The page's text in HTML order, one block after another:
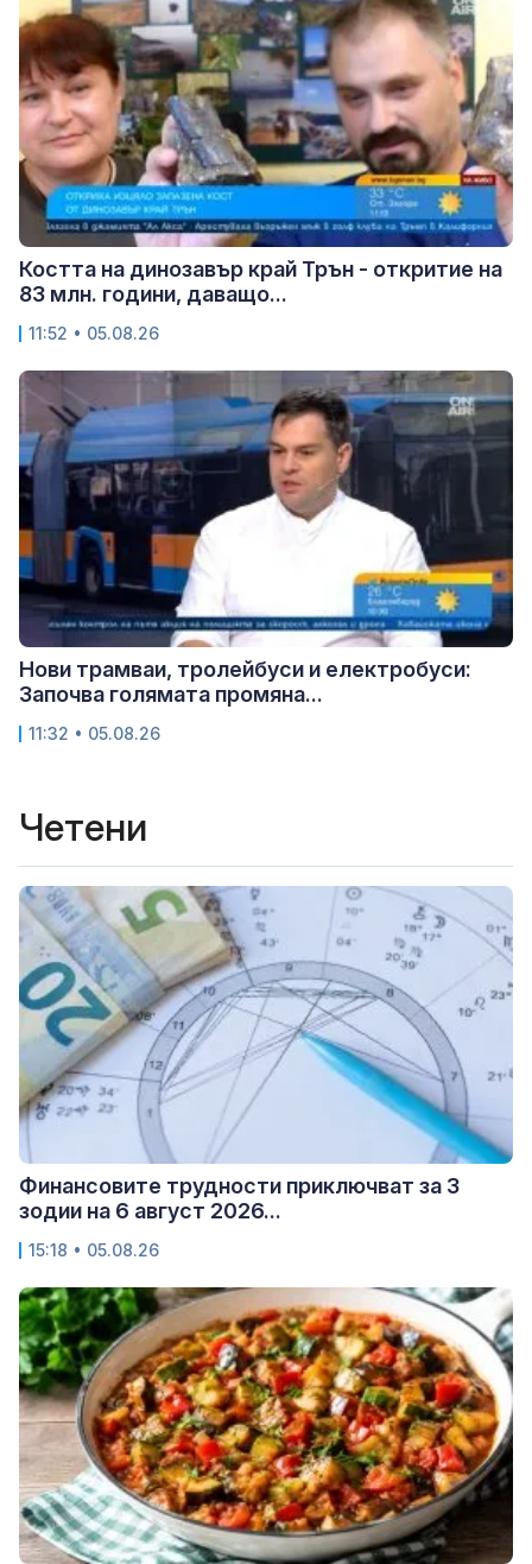
Костта на динозавър край Трън - откритие на
83 млн. години, даващо...
11:52 • 05.08.26
Нови трамваи, тролейбуси и електробуси:
Започва голямата промяна...
11:32 • 05.08.26
Четени
Финансовите трудности приключват за 3
зодии на 6 август 2026...
15:18 • 05.08.26